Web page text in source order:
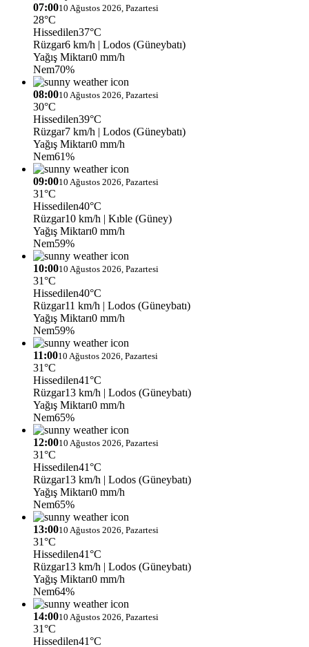
07:0010 Ağustos 2026, Pazartesi
28°C
Hissedilen37°C
Rüzgar6 km/h | Lodos (Güneybatı)
Yağış Miktarı0 mm/h
Nem70%
08:0010 Ağustos 2026, Pazartesi
30°C
Hissedilen39°C
Rüzgar7 km/h | Lodos (Güneybatı)
Yağış Miktarı0 mm/h
Nem61%
09:0010 Ağustos 2026, Pazartesi
31°C
Hissedilen40°C
Rüzgar10 km/h | Kıble (Güney)
Yağış Miktarı0 mm/h
Nem59%
10:0010 Ağustos 2026, Pazartesi
31°C
Hissedilen40°C
Rüzgar11 km/h | Lodos (Güneybatı)
Yağış Miktarı0 mm/h
Nem59%
11:0010 Ağustos 2026, Pazartesi
31°C
Hissedilen41°C
Rüzgar13 km/h | Lodos (Güneybatı)
Yağış Miktarı0 mm/h
Nem65%
12:0010 Ağustos 2026, Pazartesi
31°C
Hissedilen41°C
Rüzgar13 km/h | Lodos (Güneybatı)
Yağış Miktarı0 mm/h
Nem65%
13:0010 Ağustos 2026, Pazartesi
31°C
Hissedilen41°C
Rüzgar13 km/h | Lodos (Güneybatı)
Yağış Miktarı0 mm/h
Nem64%
14:0010 Ağustos 2026, Pazartesi
31°C
Hissedilen41°C